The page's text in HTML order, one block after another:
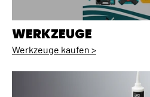
WERKZEUGE
Werkzeuge kaufen >